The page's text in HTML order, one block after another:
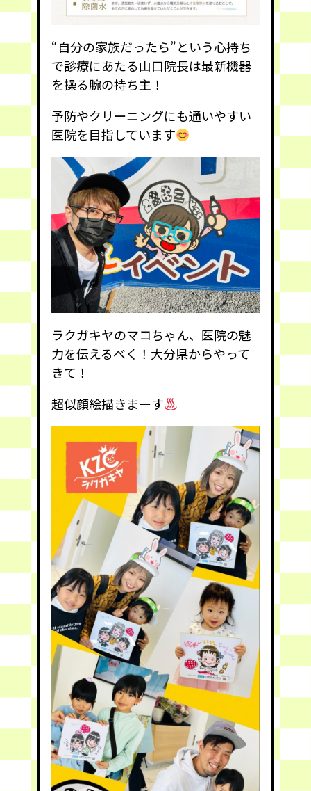
“自分の家族だったら”という心持ち
で診療にあたる山口院長は最新機器
を操る腕の持ち主！
予防やクリーニングにも通いやすい
医院を目指しています
ラクガキヤのマコちゃん、医院の魅
力を伝えるべく！大分県からやって
きて！
超似顔絵描きまーす